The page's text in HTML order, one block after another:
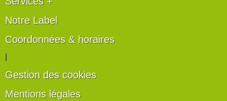
Notre Label
Coordonnées & horaires
Gestion des cookies
Mentions légales